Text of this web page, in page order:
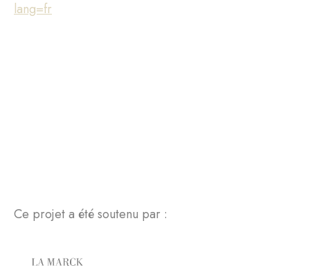
lang=fr
Ce projet a été soutenu par :